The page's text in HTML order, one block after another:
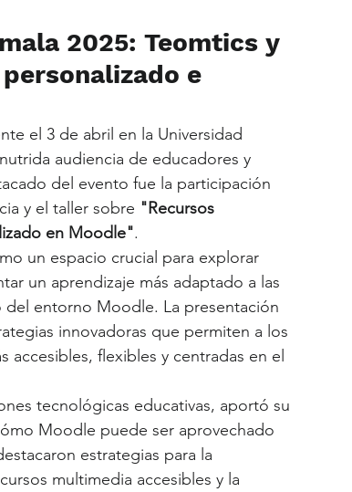
2025: Teomtics y
e
el 3 de abril en la Universidad
audiencia de educadores y
del evento fue la participación
y el taller sobre "Recursos
en Moodle".
un espacio crucial para explorar
un aprendizaje más adaptado a las
entorno Moodle. La presentación
innovadoras que permiten a los
accesibles, flexibles y centradas en el
tecnológicas educativas, aportó su
Moodle puede ser aprovechado
estrategias para la
multimedia accesibles y la